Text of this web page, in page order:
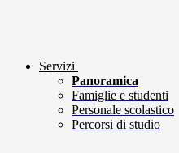
Servizi
Panoramica
Famiglie e studenti
Personale scolastico
Percorsi di studio